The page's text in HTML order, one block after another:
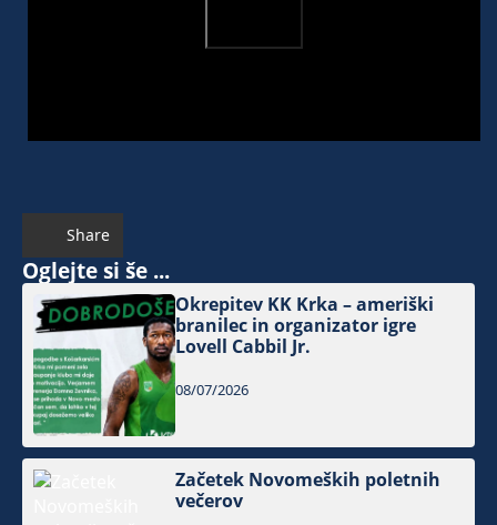
Share
Oglejte si še ...
Okrepitev KK Krka – ameriški
branilec in organizator igre
Lovell Cabbil Jr.
08/07/2026
Začetek Novomeških poletnih
večerov